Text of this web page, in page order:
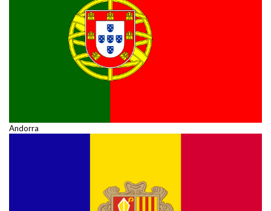
Andorra